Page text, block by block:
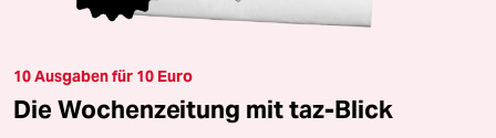
10 Ausgaben für 10 Euro
Die Wochenzeitung mit taz-Blick